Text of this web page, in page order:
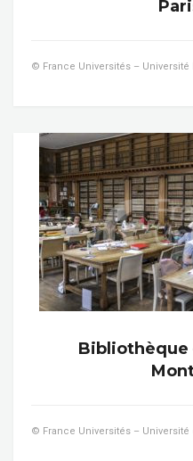
© France Universités – Université
Bibliothèque
© France Universités –